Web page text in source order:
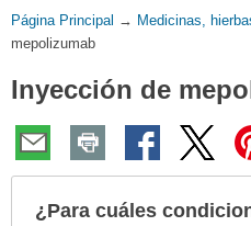
campo
de
Usted
está
Página Principal → Medicinas,
mepolizumab
Inyección de
¿Para cuáles